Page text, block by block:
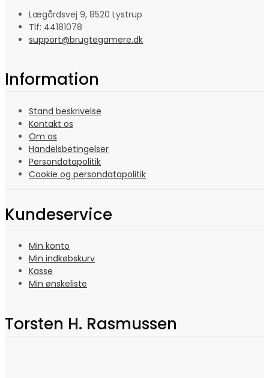
Lægårdsvej 9, 8520 Lystrup
Tlf: 44181078
support@brugtegamere.dk
Information
Stand beskrivelse
Kontakt os
Om os
Handelsbetingelser
Persondatapolitik
Cookie og persondatapolitik
Kundeservice
Min konto
Min indkøbskurv
Kasse
Min ønskeliste
Torsten H. Rasmussen